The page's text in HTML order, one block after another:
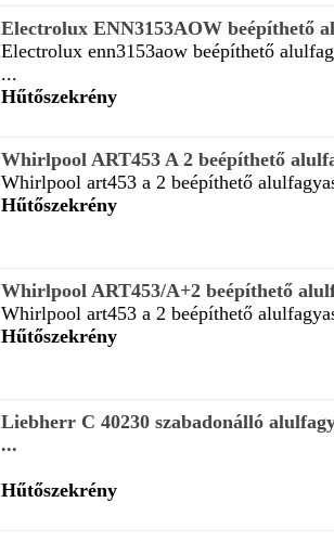
Electrolux ENN3153AOW beépíthető
Electrolux enn3153aow beépíthető
...
Hűtőszekrény
Whirlpool ART453 A 2 beépíthető
Whirlpool art453 a 2 beépíthető
Hűtőszekrény
Whirlpool ART453/A+2 beépíthető
Whirlpool art453 a 2 beépíthető
Hűtőszekrény
Liebherr C 40230 szabadonálló
...
Hűtőszekrény